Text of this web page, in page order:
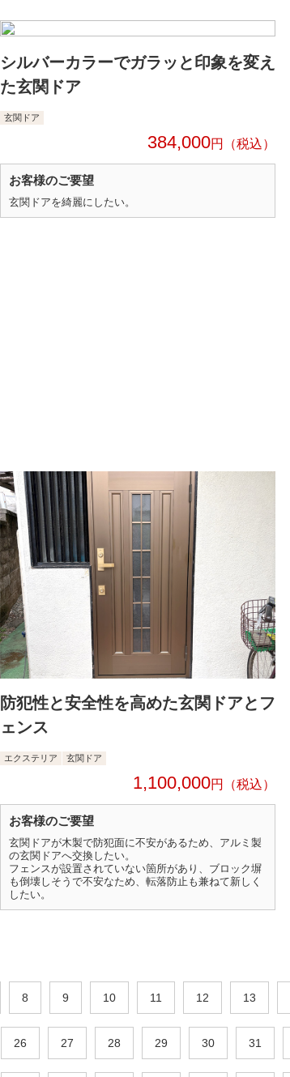
シルバーカラーでガラッと印象を変え
た玄関ドア
玄関ドア
384,000円
お客様のご要望
玄関ドアを綺麗にしたい。
防犯性と安全性を高めた玄関ドアとフ
ェンス
エクステリア 玄関ドア
1,100,000円
お客様のご要望
玄関ドアが木製で防犯面に不安があるため、アルミ製
の玄関ドアへ交換したい。
フェンスが設置されていない箇所があり、ブロック塀
も倒壊しそうで不安なため、転落防止も兼ねて新しく
したい。
8 9 10 11 12 13
26 27 28 29 30 31